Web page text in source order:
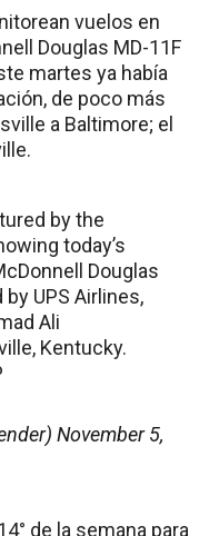
vuelos en
Douglas MD-11F
martes ya había
de poco más
a Baltimore; el
by the
today’s
Douglas
UPS Airlines,
Ali
Kentucky.
November 5,
de la semana para